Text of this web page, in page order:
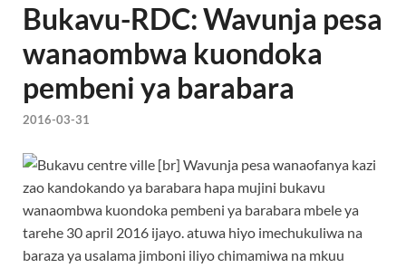
Bukavu-RDC: Wavunja pesa
wanaombwa kuondoka
pembeni ya barabara
2016-03-31
[br] Wavunja pesa wanaofanya kazi
zao kandokando ya barabara hapa mujini bukavu
wanaombwa kuondoka pembeni ya barabara mbele ya
tarehe 30 april 2016 ijayo. atuwa hiyo imechukuliwa na
baraza ya usalama jimboni iliyo chimamiwa na mkuu